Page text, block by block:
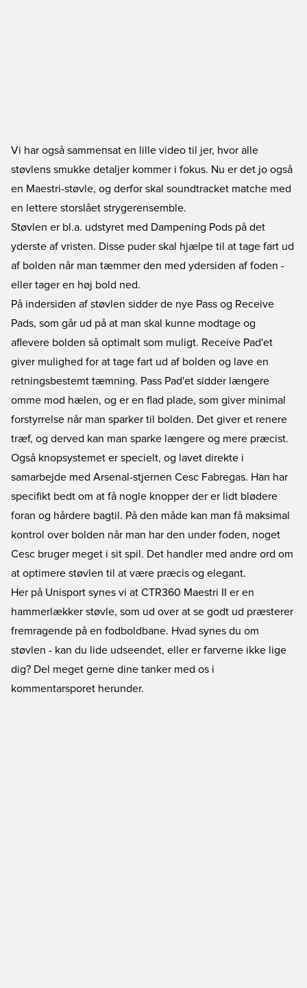
Vi har også sammensat en lille video til jer, hvor alle
støvlens smukke detaljer kommer i fokus. Nu er det jo også
en Maestri-støvle, og derfor skal soundtracket matche med
en lettere storslået strygerensemble.
Støvlen er bl.a. udstyret med Dampening Pods på det
yderste af vristen. Disse puder skal hjælpe til at tage fart ud
af bolden når man tæmmer den med ydersiden af foden -
eller tager en høj bold ned.
På indersiden af støvlen sidder de nye Pass og Receive
Pads, som går ud på at man skal kunne modtage og
aflevere bolden så optimalt som muligt. Receive Pad'et
giver mulighed for at tage fart ud af bolden og lave en
retningsbestemt tæmning. Pass Pad'et sidder længere
omme mod hælen, og er en flad plade, som giver minimal
forstyrrelse når man sparker til bolden. Det giver et renere
træf, og derved kan man sparke længere og mere præcist.
Også knopsystemet er specielt, og lavet direkte i
samarbejde med Arsenal-stjernen Cesc Fabregas. Han har
specifikt bedt om at få nogle knopper der er lidt blødere
foran og hårdere bagtil. På den måde kan man få maksimal
kontrol over bolden når man har den under foden, noget
Cesc bruger meget i sit spil. Det handler med andre ord om
at optimere støvlen til at være præcis og elegant.
Her på Unisport synes vi at CTR360 Maestri II er en
hammerlækker støvle, som ud over at se godt ud præsterer
fremragende på en fodboldbane. Hvad synes du om
støvlen - kan du lide udseendet, eller er farverne ikke lige
dig? Del meget gerne dine tanker med os i
kommentarsporet herunder.